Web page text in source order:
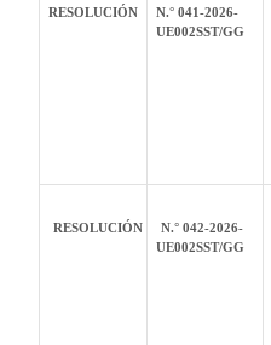
RESOLUCIÓN
N.° 041-2026-
UE002SST/GG
RESOLUCIÓN
N.° 042-2026-
UE002SST/GG